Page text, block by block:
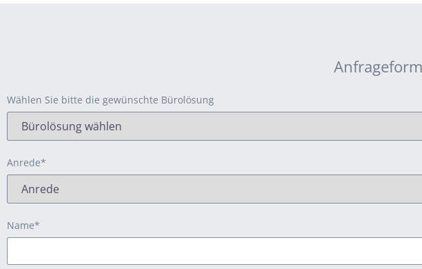
Wählen Sie bitte die gewünschte Bürolösung
Anrede*
Name*